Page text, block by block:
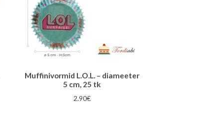
Muffinivormid L.O.L. – diameeter
5 cm, 25 tk
2.90€